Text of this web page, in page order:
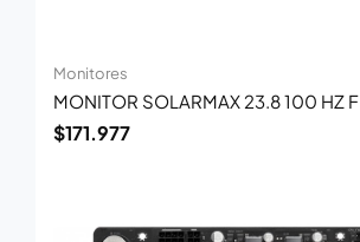
Monitores
MONITOR SOLARMAX 23.8 100 HZ F
$171.977